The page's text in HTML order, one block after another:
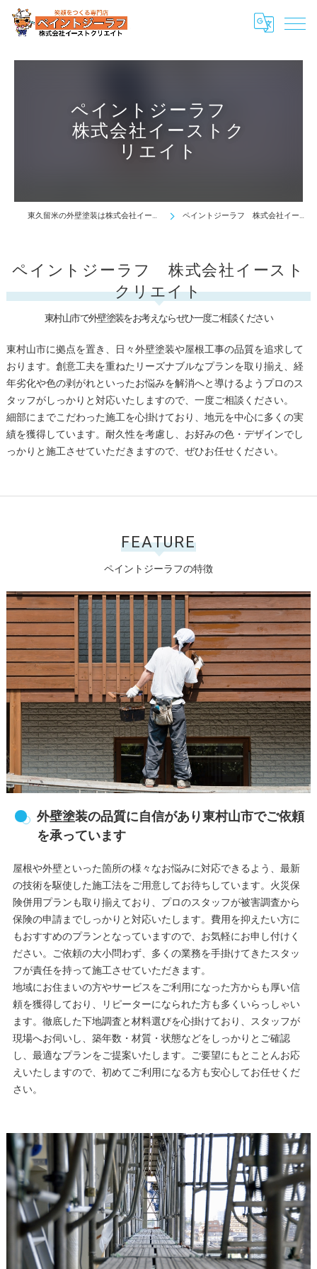
ペイントジーラフ
株式会社イーストク
リエイト
東久留米の外壁塗装は株式会社イーストクリエイト ペイントジーラフ 株式会社イーストクリエイト
東村山市で外壁塗装をお考えならぜひ一度ご相談ください
ペイントジーラフ 株式会社イースト
クリエイト
東村山市に拠点を置き、日々外壁塗装や屋根工事の品質を追求して
おります。創意工夫を重ねたリーズナブルなプランを取り揃え、経
年劣化や色の剥がれといったお悩みを解消へと導けるようプロのス
タッフがしっかりと対応いたしますので、一度ご相談ください。
細部にまでこだわった施工を心掛けており、地元を中心に多くの実
績を獲得しています。耐久性を考慮し、お好みの色・デザインでし
っかりと施工させていただきますので、ぜひお任せください。
ペイントジーラフの特徴
FEATURE
外壁塗装の品質に自信があり東村山市でご依頼
を承っています
屋根や外壁といった箇所の様々なお悩みに対応できるよう、最新
の技術を駆使した施工法をご用意してお待ちしています。火災保
険併用プランも取り揃えており、プロのスタッフが被害調査から
保険の申請までしっかりと対応いたします。費用を抑えたい方に
もおすすめのプランとなっていますので、お気軽にお申し付けく
ださい。ご依頼の大小問わず、多くの業務を手掛けてきたスタッ
フが責任を持って施工させていただきます。
地域にお住まいの方やサービスをご利用になった方からも厚い信
頼を獲得しており、リピーターになられた方も多くいらっしゃい
ます。徹底した下地調査と材料選びを心掛けており、スタッフが
現場へお伺いし、築年数・材質・状態などをしっかりとご確認
し、最適なプランをご提案いたします。ご要望にもとことんお応
えいたしますので、初めてご利用になる方も安心してお任せくだ
さい。